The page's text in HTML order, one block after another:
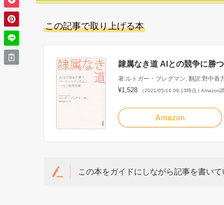
この記事で取り上げる本
隷属なき道 AIとの競争に勝
著:ルトガー・ブレグマン, 翻訳:野中香
¥1,528 （2021/05/16 09:13時点 | Amazon
Amazon
この本をガイドにしながら記事を書い